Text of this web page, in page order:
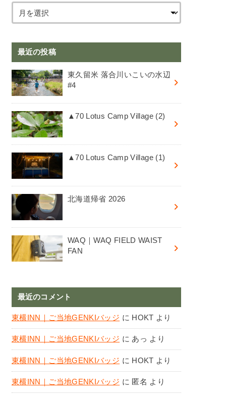
最近の投稿
東久留米 落合川いこいの水辺
#4
▲70 Lotus Camp Village (2)
▲70 Lotus Camp Village (1)
北海道帰省 2026
WAQ｜WAQ FIELD WAIST
FAN
最近のコメント
東横INN｜ご当地GENKIバッジ に HOKT より
東横INN｜ご当地GENKIバッジ に あっ より
東横INN｜ご当地GENKIバッジ に HOKT より
東横INN｜ご当地GENKIバッジ に 匿名 より